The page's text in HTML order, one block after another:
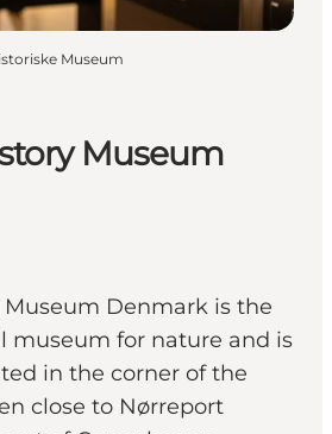
Museum
Denmark is the
museum for nature and is
in the corner of the
close to Nørreport
Museum